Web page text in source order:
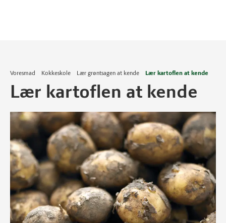
Voresmad Kokkeskole Lær grøntsagen at kende Lær kartoflen at kende
Lær kartoflen at kende